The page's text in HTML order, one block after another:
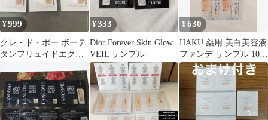
¥999
クレ・ド・ポー ボーテ
タンフリュイドエクラ
¥333
Dior Forever Skin Glow
VEIL サンプル
¥630
HAKU 薬用 美白美容液
ファンデ サンプル 10包
セット